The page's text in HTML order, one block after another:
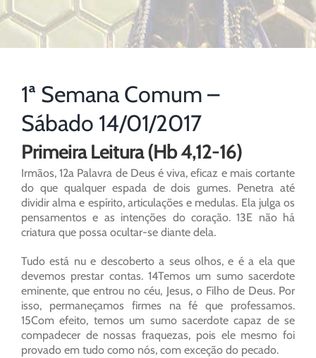
1ª Semana Comum –
Sábado 14/01/2017
Primeira Leitura (Hb 4,12-16)
Irmãos, 12a Palavra de Deus é viva, eficaz e mais cortante
do que qualquer espada de dois gumes. Penetra até
dividir alma e espírito, articulações e medulas. Ela julga os
pensamentos e as intenções do coração. 13E não há
criatura que possa ocultar-se diante dela.
Tudo está nu e descoberto a seus olhos, e é a ela que
devemos prestar contas. 14Temos um sumo sacerdote
eminente, que entrou no céu, Jesus, o Filho de Deus. Por
isso, permaneçamos firmes na fé que professamos.
15Com efeito, temos um sumo sacerdote capaz de se
compadecer de nossas fraquezas, pois ele mesmo foi
provado em tudo como nós, com exceção do pecado.